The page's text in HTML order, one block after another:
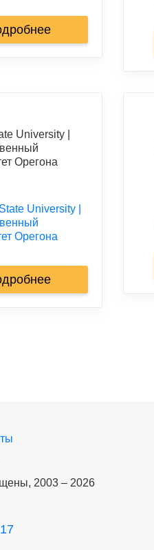
University |
Орегона
2003 – 2026